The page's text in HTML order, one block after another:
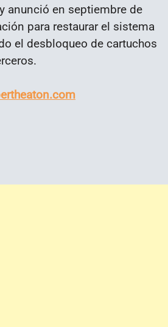
anunció en septiembre de
para restaurar el sistema
el desbloqueo de cartuchos